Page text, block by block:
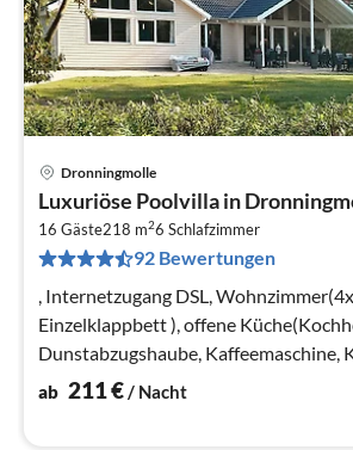
Dronningmolle
Luxuriöse Poolvilla in
16 Gäste218 m26 Schlafzimmer
92 Bewertungen
, Internetzugang DSL, Wohnzimmer(4x
Einzelklappbett ), offene
Dunstabzugshaube, Kaffeemaschine,
Mikrowelle, Spülmaschine,
ab 211€/ Nacht